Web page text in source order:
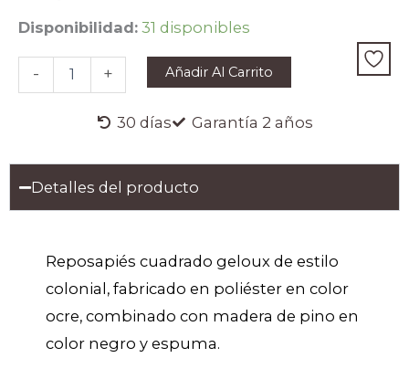
Disponibilidad: 31 disponibles
-
REPOSAPIÉS
GELOUX
cantidad
+ Añadir Al Carrito
30 días Garantía 2 años
Detalles del producto
Reposapiés cuadrado geloux de estilo
colonial, fabricado en poliéster en color
ocre, combinado con madera de pino en
color negro y espuma.